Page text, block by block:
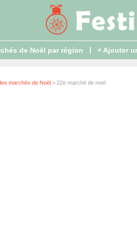
de Noël par région | + Ajouter
marchés de Noël > 22e marché de noel